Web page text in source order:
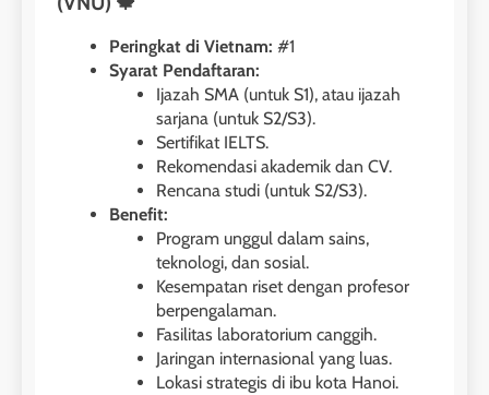
Peringkat di Vietnam: #1
Syarat Pendaftaran:
Ijazah SMA (untuk S1), atau ijazah
sarjana (untuk S2/S3).
Sertifikat IELTS.
Rekomendasi akademik dan CV.
Rencana studi (untuk S2/S3).
Benefit:
Program unggul dalam sains,
teknologi, dan sosial.
Kesempatan riset dengan profesor
berpengalaman.
Fasilitas laboratorium canggih.
Jaringan internasional yang luas.
Lokasi strategis di ibu kota Hanoi.